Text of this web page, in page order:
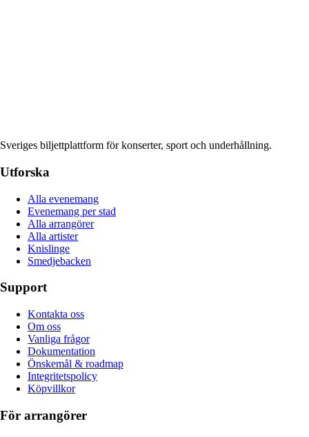
Sveriges biljettplattform för konserter, sport och underhållning.
Utforska
Alla evenemang
Evenemang per stad
Alla arrangörer
Alla artister
Knislinge
Smedjebacken
Support
Kontakta oss
Om oss
Vanliga frågor
Dokumentation
Önskemål & roadmap
Integritetspolicy
Köpvillkor
För arrangörer